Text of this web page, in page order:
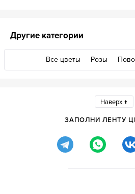
Другие категории
Все цветы Розы
ЗАПОЛНИ ЛЕНТУ
Наверх ↑